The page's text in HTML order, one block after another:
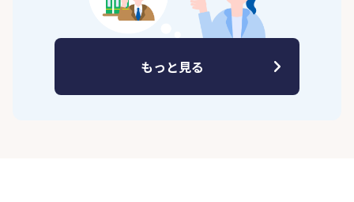
もっと見る